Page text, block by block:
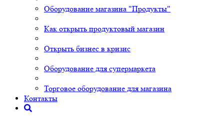
Оборудование магазина "Продукты"
Как открыть продуктовый магазин
Открыть бизнес в кризис
Оборудование для супермаркета
Торговое оборудование для магазина
Контакты